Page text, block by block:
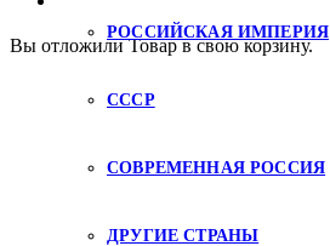
Вы отложилиТоварв свою корзину.
РОССИЙСКАЯ ИМПЕРИЯ
СССР
СОВРЕМЕННАЯ РОССИЯ
ДРУГИЕ СТРАНЫ